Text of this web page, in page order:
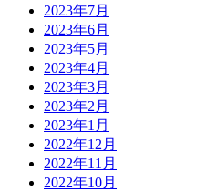
2023年7月
2023年6月
2023年5月
2023年4月
2023年3月
2023年2月
2023年1月
2022年12月
2022年11月
2022年10月